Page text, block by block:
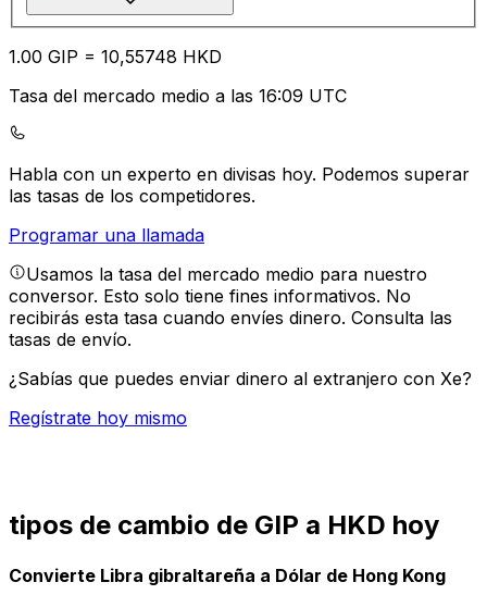
1.00 GIP = 10,55748 HKD
Tasa del mercado medio a las 16:09 UTC
Habla con un experto en divisas hoy. Podemos superar
las tasas de los competidores.
Programar una llamada
Usamos la tasa del mercado medio para nuestro
conversor. Esto solo tiene fines informativos. No
recibirás esta tasa cuando envíes dinero. Consulta las
tasas de envío.
¿Sabías que puedes enviar dinero al extranjero con Xe?
Regístrate hoy mismo
tipos de cambio de GIP a HKD hoy
Convierte Libra gibraltareña a Dólar de Hong Kong